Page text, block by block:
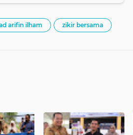
arifin ilham zikir bersama